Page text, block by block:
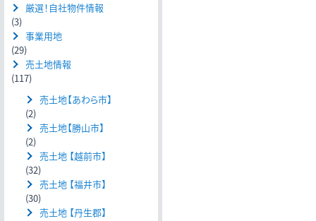
厳選！自社物件情報
(3)
事業用地
(29)
売土地情報
(117)
売土地【あわら市】
(2)
売土地【勝山市】
(2)
売土地 【越前市】
(32)
売土地 【福井市】
(30)
売土地 【丹生郡】